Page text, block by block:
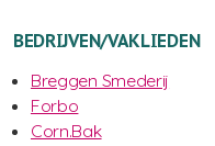
BEDRIJVEN/VAKLIEDEN
Breggen Smederij
Forbo
Corn.Bak